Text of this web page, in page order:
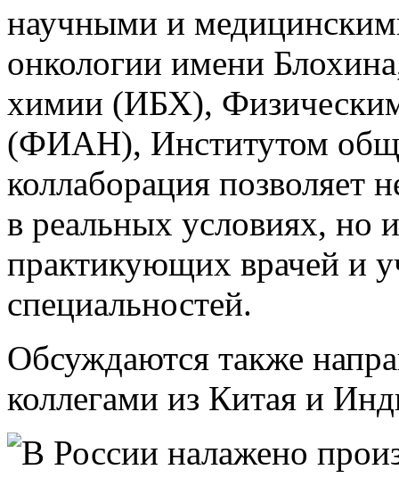
научными и
онкологии имени
химии (ИБХ),
(ФИАН), Институтом
коллаборация позволяет
в реальных условиях, но
практикующих врачей и
специальностей.
Обсуждаются также
коллегами из Китая и